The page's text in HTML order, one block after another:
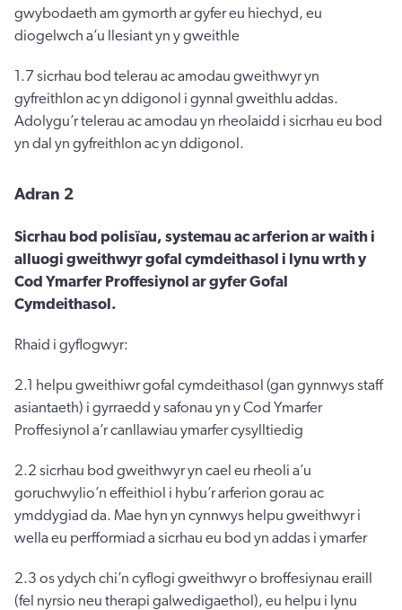
gwybodaeth am gymorth ar gyfer eu hiechyd, eu
diogelwch a’u llesiant yn y gweithle
1.7 sicrhau bod telerau ac amodau gweithwyr yn
gyfreithlon ac yn ddigonol i gynnal gweithlu addas.
Adolygu’r telerau ac amodau yn rheolaidd i sicrhau eu bod
yn dal yn gyfreithlon ac yn ddigonol.
Adran 2
Sicrhau bod polisïau, systemau ac arferion ar waith i
alluogi gweithwyr gofal cymdeithasol i lynu wrth y
Cod Ymarfer Proffesiynol ar gyfer Gofal
Cymdeithasol.
Rhaid i gyflogwyr:
2.1 helpu gweithiwr gofal cymdeithasol (gan gynnwys staff
asiantaeth) i gyrraedd y safonau yn y Cod Ymarfer
Proffesiynol a’r canllawiau ymarfer cysylltiedig
2.2 sicrhau bod gweithwyr yn cael eu rheoli a’u
goruchwylio’n effeithiol i hybu’r arferion gorau ac
ymddygiad da. Mae hyn yn cynnwys helpu gweithwyr i
wella eu perfformiad a sicrhau eu bod yn addas i ymarfer
2.3 os ydych chi’n cyflogi gweithwyr o broffesiynau eraill
(fel nyrsio neu therapi galwedigaethol), eu helpu i lynu